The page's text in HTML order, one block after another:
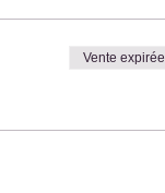
Vente expirée